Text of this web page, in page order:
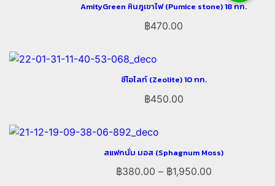
AmityGreen หินภูเขาไฟ (Pumice stone) 18 กก.
฿470.00
ซีโอไลท์ (Zeolite) 10 กก.
฿450.00
สแฟกนั่ม มอส (Sphagnum Moss)
฿380.00 – ฿1,950.00